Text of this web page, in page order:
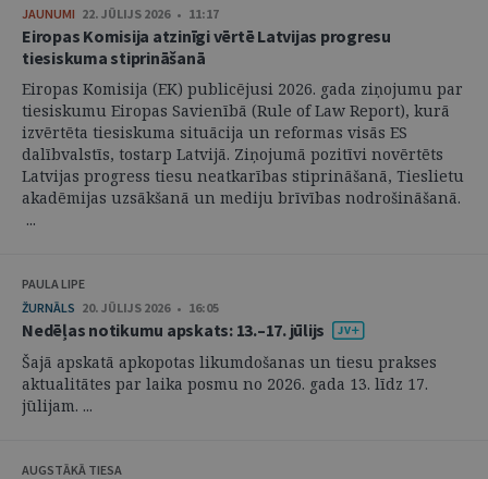
JAUNUMI 22. JŪLIJS 2026 • 11:17
Eiropas Komisija atzinīgi vērtē Latvijas progresu
tiesiskuma stiprināšanā
Eiropas Komisija (EK) publicējusi 2026. gada ziņojumu par
tiesiskumu Eiropas Savienībā (Rule of Law Report), kurā
izvērtēta tiesiskuma situācija un reformas visās ES
dalībvalstīs, tostarp Latvijā. Ziņojumā pozitīvi novērtēts
Latvijas progress tiesu neatkarības stiprināšanā, Tieslietu
akadēmijas uzsākšanā un mediju brīvības nodrošināšanā.
...
PAULA LIPE
ŽURNĀLS 20. JŪLIJS 2026 • 16:05
Nedēļas notikumu apskats: 13.–17. jūlijs
Šajā apskatā apkopotas likumdošanas un tiesu prakses
aktualitātes par laika posmu no 2026. gada 13. līdz 17.
jūlijam. ...
AUGSTĀKĀ TIESA